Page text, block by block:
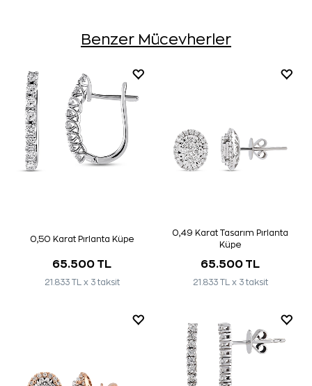
Benzer Mücevherler
0,50 Karat Pırlanta Küpe
65.500 TL
21.833 TL x 3 taksit
0,49 Karat Tasarım Pırlanta
Küpe
65.500 TL
21.833 TL x 3 taksit